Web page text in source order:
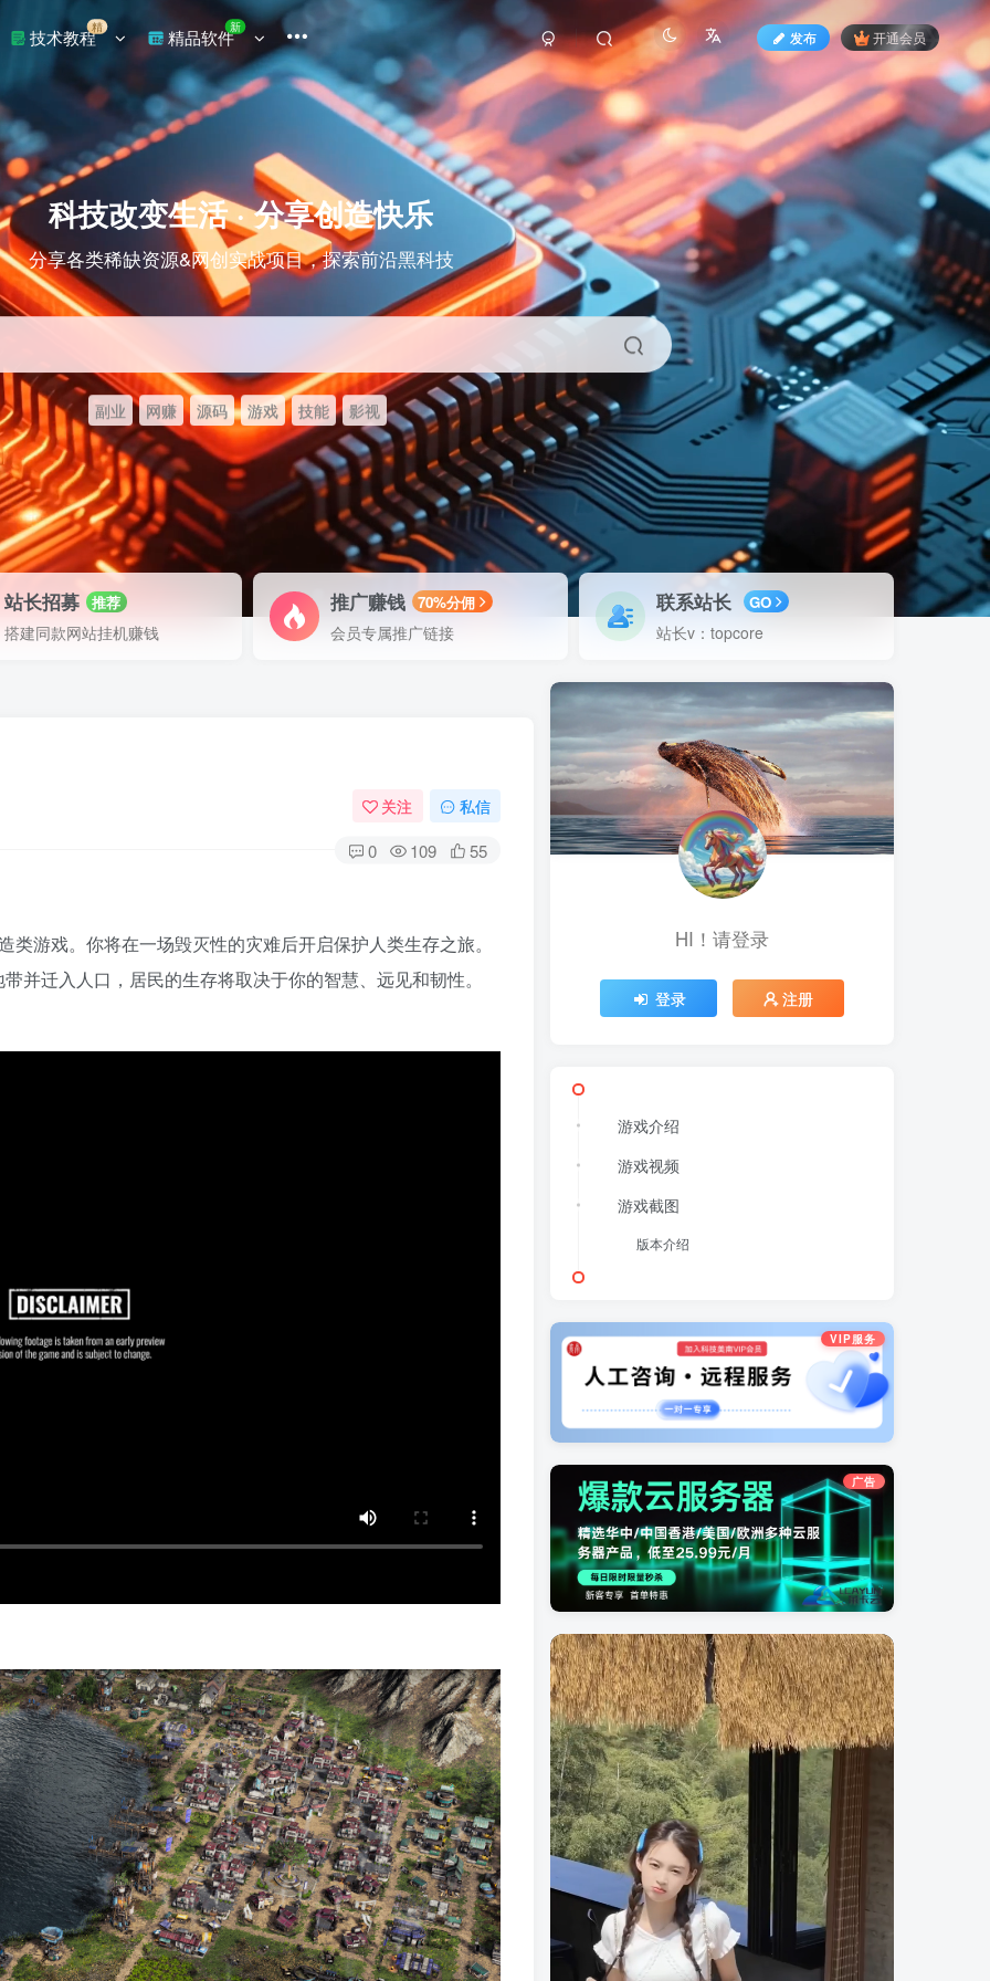
技术教程精 精品软件新
发布 开通会员
科技改变生活 · 分享创造快乐
分享各类稀缺资源&网创实战项目，探索前沿黑科技
副业 网赚 源码 游戏 技能 影视
站长招募 推荐
搭建同款网站挂机赚钱
推广赚钱 70%分佣
会员专属推广链接
联系站长 GO
站长v：topcore
关注 私信
0 109 55
游戏。你将在一场毁灭性的灾难后开启保护人类生存之旅。
并迁入人口，居民的生存将取决于你的智慧、远见和韧性。
HI！请登录
登录 注册
游戏介绍
游戏视频
游戏截图
版本介绍
VIP服务
广告